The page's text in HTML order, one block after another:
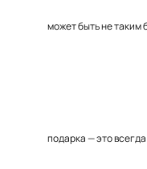
может быть не
подарка — это